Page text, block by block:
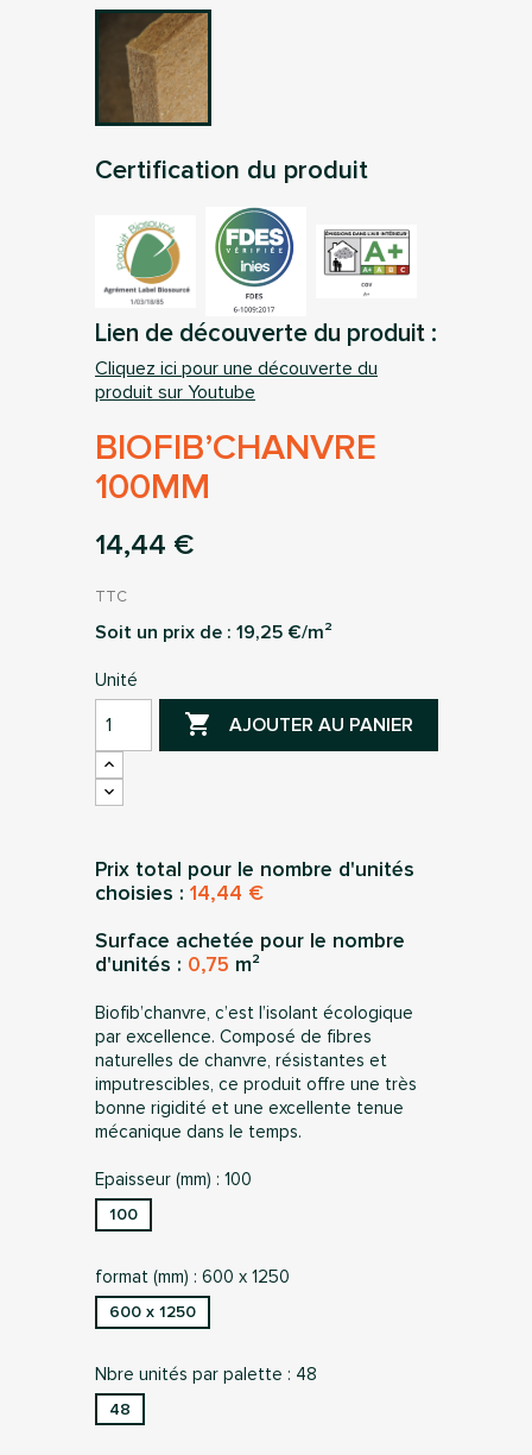
Certification du produit
Lien de découverte du produit :
Cliquez ici pour une découverte du
produit sur Youtube
BIOFIB’CHANVRE
100MM
14,44 €
TTC
Soit un prix de : 19,25€/m²
Unité
 AJOUTER AU PANIER
Prix total pour le nombre d'unités
choisies : 14,44 €
Surface achetée pour le nombre
d'unités : 0,75 m²
Biofib’chanvre, c’est l’isolant écologique
par excellence. Composé de fibres
naturelles de chanvre, résistantes et
imputrescibles, ce produit offre une très
bonne rigidité et une excellente tenue
mécanique dans le temps.
Epaisseur (mm) : 100
100
format (mm) : 600 x 1250
600 x 1250
Nbre unités par palette : 48
48